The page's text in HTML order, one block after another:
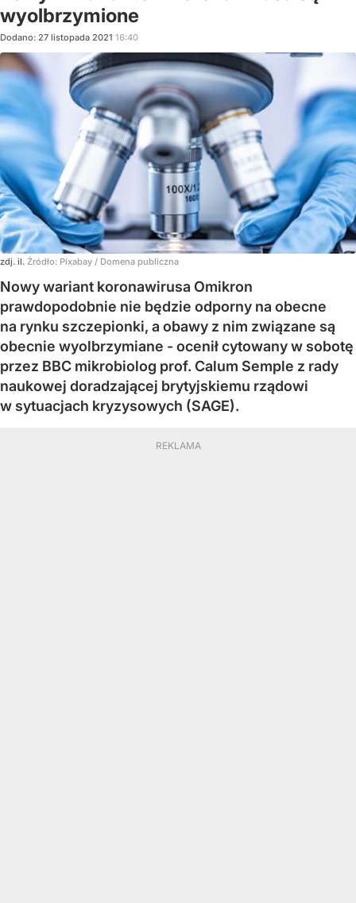
wyolbrzymione
Dodano: 27 listopada 2021 16:40
zdj. il. Źródło: Pixabay / Domena publiczna
Nowy wariant koronawirusa Omikron
prawdopodobnie nie będzie odporny na obecne
na rynku szczepionki, a obawy z nim związane są
obecnie wyolbrzymiane - ocenił cytowany w sobotę
przez BBC mikrobiolog prof. Calum Semple z rady
naukowej doradzającej brytyjskiemu rządowi
w sytuacjach kryzysowych (SAGE).